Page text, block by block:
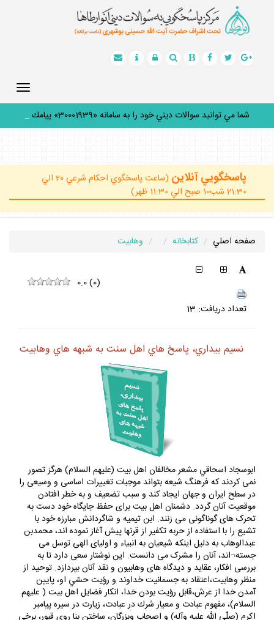
شما مي توانيد سوالات ديني خود را به سامانه «30001939» پيامك
كن_
پاسخگويي آنلاين
21:30 شب10 صبح الي 11:30 ظهر)
نسيم بيداري، پاسخ هاي اهل سنت به شبهه هاي وهابيت
ابوسجاد اسحاقي مشعر مخالفان اهل بیت (علیهم السلام) هرگز تصور
نمی کردند که فرهنگ شیعه بتواند موجبات تغییرات اساسی و وسیعی را
در سطح ایران و جهان ایجاد کند و سبب تضعیف و به خطر افتادن
موقعیت آنان گردد. دشمنان اهل بیت برای حفظ جایگاه خود دست به
تحرک های گوناگونی می زنند. ابن تیمیه و شاگردانش مبارزه خود با
تشیع را با استفاده از حربه تکفیر از قرنها پیش آغاز نموده اند، محمدبن
عبدالوهاب به دلیل اینکه شیعیان به انبیاء و اولیای الهی توسل می
جسته¬اند، آنان را مشرک می دانست. این نوشتار سعی دارد تا به
بررسی افکار، عقاید و دیدگاه های وهابیون و نقد آنان بپردازد. توحيد از
منظر وهابيت،اعتقاد به جسمانيت خداوند و رؤيت حسّي او، پايين
آمدن خدا از عرش،قابل رؤيت بودن خدا، انكار فضايل اهل بيت ( عليهم
السلام)، مفهوم عبادت و معيار شرك در عبادت، زيارت در سيره پيامبر